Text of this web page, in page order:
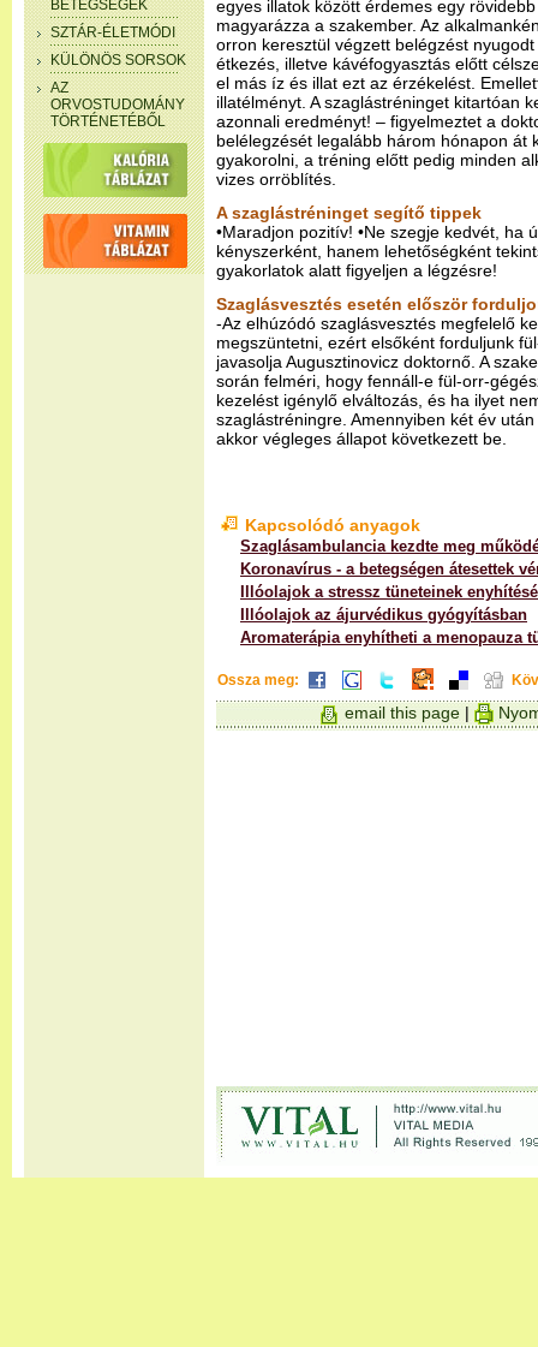
BETEGSÉGEK
SZTÁR-ÉLETMÓDI
KÜLÖNÖS SORSOK
AZ
ORVOSTUDOMÁNY
TÖRTÉNETÉBŐL
egyes illatok között érdemes egy
magyarázza a szakember. Az
orron keresztül végzett belégzést
étkezés, illetve kávéfogyasztás előtt
el más íz és illat ezt az érzékelést.
illatélményt. A szaglástréninget kitartóan
azonnali eredményt! – figyelmeztet a
belélegzését legalább három hónapon át
gyakorolni, a tréning előtt pedig minden
vizes orröblítés.
A szaglástréninget segítő tippek
•Maradjon pozitív! •Ne szegje kedvét, ha
kényszerként, hanem lehetőségként
gyakorlatok alatt figyeljen a légzésre!
Szaglásvesztés esetén először
-Az elhúzódó szaglásvesztés megfelelő
megszüntetni, ezért elsőként forduljunk
javasolja Augusztinovicz doktornő. A
során felméri, hogy fennáll-e fül-orr-
kezelést igénylő elváltozás, és ha ilyet
szaglástréningre. Amennyiben két év
akkor végleges állapot következett be.
Kapcsolódó anyagok
Szaglásambulancia kezdte meg
Koronavírus - a betegségen átesettek
Illóolajok a stressz tüneteinek
Illóolajok az ájurvédikus gyógyításban
Aromaterápia enyhítheti a menopauza
Ossza meg:
email this page |